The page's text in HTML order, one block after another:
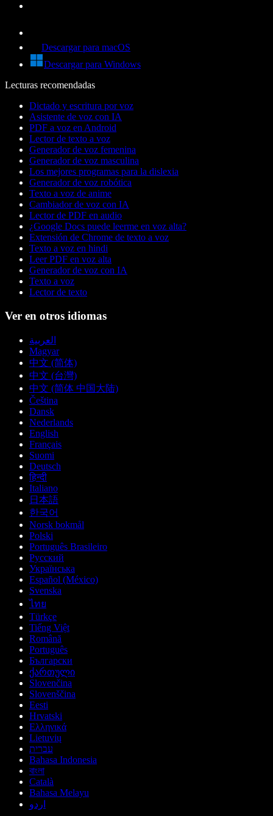
Descargar para macOS
Descargar para Windows
Lecturas recomendadas
Dictado y escritura por voz
Asistente de voz con IA
PDF a voz en Android
Lector de texto a voz
Generador de voz femenina
Generador de voz masculina
Los mejores programas para la dislexia
Generador de voz robótica
Texto a voz de anime
Cambiador de voz con IA
Lector de PDF en audio
¿Google Docs puede leerme en voz alta?
Extensión de Chrome de texto a voz
Texto a voz en hindi
Leer PDF en voz alta
Generador de voz con IA
Texto a voz
Lector de texto
Ver en otros idiomas
العربية
Magyar
中文 (简体)
中文 (台灣)
中文 (简体 中国大陆)
Čeština
Dansk
Nederlands
English
Français
Suomi
Deutsch
हिन्दी
Italiano
日本語
한국어
Norsk bokmål
Polski
Português Brasileiro
Русский
Українська
Español (México)
Svenska
ไทย
Türkçe
Tiếng Việt
Română
Português
Български
ქართული
Slovenčina
Slovenščina
Eesti
Hrvatski
Ελληνικά
Lietuvių
עברית
Bahasa Indonesia
বাংলা
Català
Bahasa Melayu
اردو